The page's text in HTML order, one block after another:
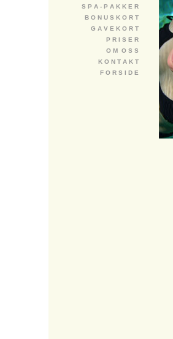
S P A - P A K K E R
B O N U S K O R T
G A V E K O R T
P R I S E R
O M O S S
K O N T A K T
F O R S I D E